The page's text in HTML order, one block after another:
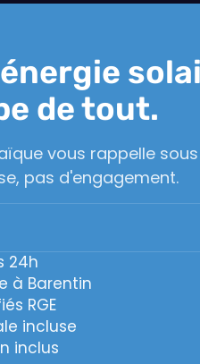
de tout.
vous rappelle
pas d'engagement.
24h
à Barentin
RGE
incluse
inclus